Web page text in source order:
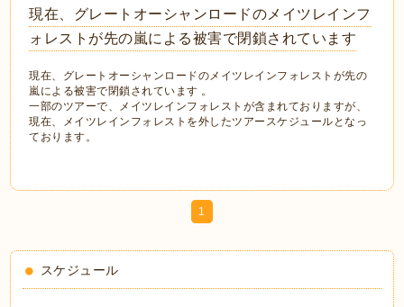
現在、グレートオーシャンロードのメイツレインフ
ォレストが先の嵐による被害で閉鎖されています
現在、グレートオーシャンロードのメイツレインフォレストが先の
嵐による被害で閉鎖されています 。
一部のツアーで、メイツレインフォレストが含まれておりますが、
現在、メイツレインフォレストを外したツアースケジュールとなっ
ております。
1
スケジュール